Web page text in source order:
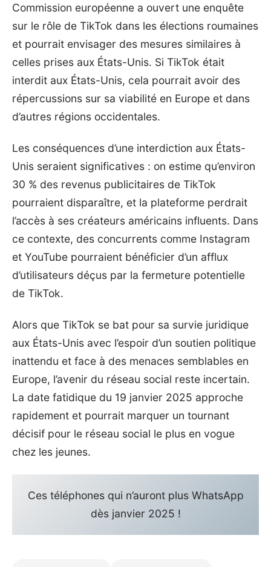
Commission européenne a ouvert une enquête
sur le rôle de TikTok dans les élections roumaines
et pourrait envisager des mesures similaires à
celles prises aux États-Unis. Si TikTok était
interdit aux États-Unis, cela pourrait avoir des
répercussions sur sa viabilité en Europe et dans
d’autres régions occidentales.
Les conséquences d’une interdiction aux États-
Unis seraient significatives : on estime qu’environ
30 % des revenus publicitaires de TikTok
pourraient disparaître, et la plateforme perdrait
l’accès à ses créateurs américains influents. Dans
ce contexte, des concurrents comme Instagram
et YouTube pourraient bénéficier d’un afflux
d’utilisateurs déçus par la fermeture potentielle
de TikTok.
Alors que TikTok se bat pour sa survie juridique
aux États-Unis avec l’espoir d’un soutien politique
inattendu et face à des menaces semblables en
Europe, l’avenir du réseau social reste incertain.
La date fatidique du 19 janvier 2025 approche
rapidement et pourrait marquer un tournant
décisif pour le réseau social le plus en vogue
chez les jeunes.
Ces téléphones qui n’auront plus WhatsApp
dès janvier 2025 !